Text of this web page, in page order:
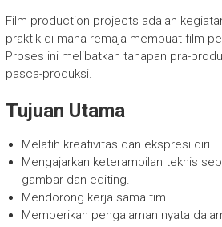
Film production projects adalah
praktik di mana remaja membuat film
Proses ini melibatkan tahapan pra-
pasca-produksi.
Tujuan Utama
Melatih kreativitas dan ekspresi diri.
Mengajarkan keterampilan teknis
gambar dan editing.
Mendorong kerja sama tim.
Memberikan pengalaman nyata